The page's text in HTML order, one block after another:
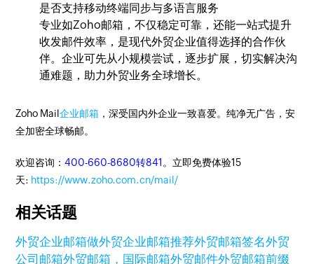
是否支持移动终端同步与多语言服务
专业如Zoho邮箱，不仅稳定可靠，还能一站式提升
收发邮件效率，是现代外贸企业值得选择的合作伙
伴。企业可先从小规模尝试，逐步扩展，切实解决沟
通难题，助力外贸业务全球增长。
Zoho Mail企业邮箱 ，深受国内外企业一致喜爱。纯净无广告，安
全加密全球畅邮。
欢迎咨询：400-660-8680转841 。立即免费体验15
天: https://www.zoho.com.cn/mail/
相关话题
外贸企业邮箱做外贸企业邮箱推荐外贸邮箱签名外贸
公司邮箱外贸邮箱，国际邮箱外贸邮件外贸邮箱前缀